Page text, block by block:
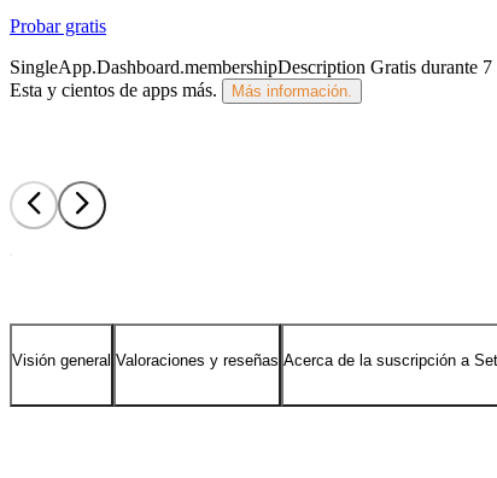
Probar gratis
SingleApp.Dashboard.membershipDescription Gratis durante 7
Esta y cientos de apps más.
Más información.
Visión general Valoraciones y reseñas Acerca de la suscripción a